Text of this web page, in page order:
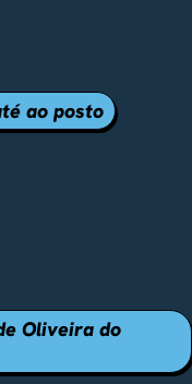
ao posto
Oliveira do